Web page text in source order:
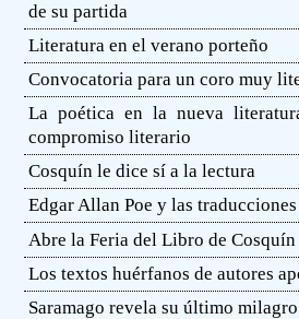
de su partida
Literatura en el verano porteño
Convocatoria para un coro muy
La poética en la nueva
compromiso literario
Cosquín le dice sí a la lectura
Edgar Allan Poe y las
Abre la Feria del Libro de Cosquín
Los textos huérfanos de autores
Saramago revela su último milagro